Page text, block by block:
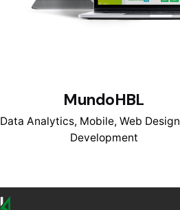
MundoHBL
Data Analytics Mobile Web Design
Development